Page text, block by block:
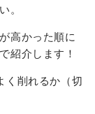
。
高かった順に
紹介します！
く削れるか（切